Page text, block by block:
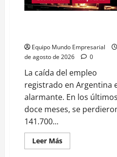
11
meses
Equipo Mundo Empresarial
de agosto de 2026
0
La caída del empleo
registrado en Argentina
alarmante. En los últimos
doce meses, se
141.700...
Leer MásLeer
más